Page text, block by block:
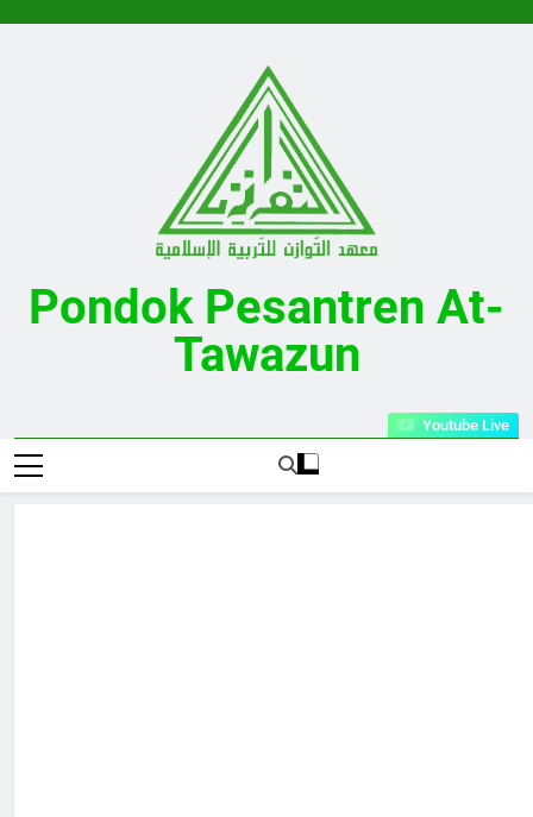
Pondok Pesantren At-
Tawazun
Youtube Live